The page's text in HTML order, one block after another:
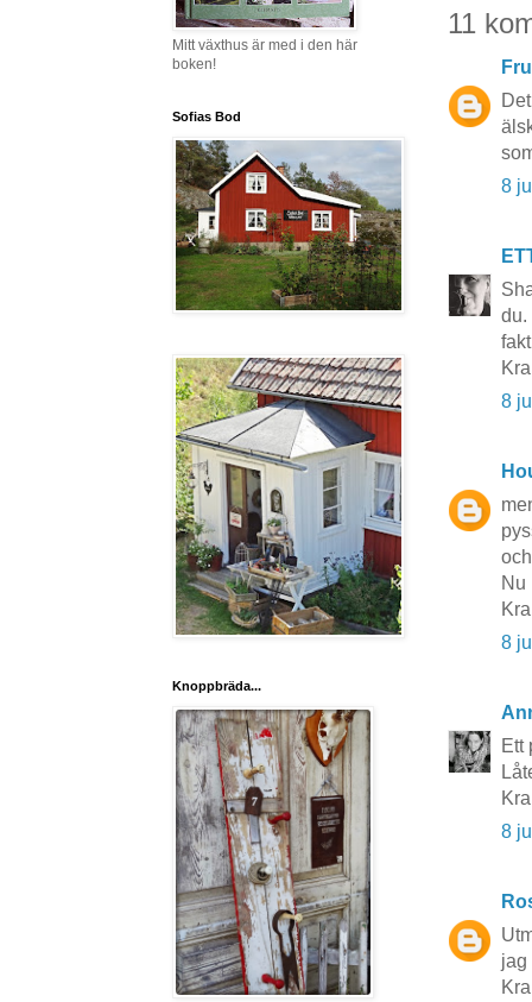
11
8
du.
8
Nu
8
Ett
8
jag
Mitt växthus är med i den här
boken!
Sofias Bod
Knoppbräda...